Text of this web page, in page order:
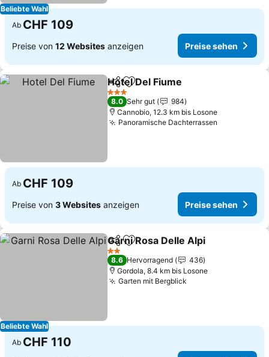
Beliebte Wahl
Ab CHF 109
Preise von 12 Websites anzeigen Preise sehen
TeilenZu Favoriten hinzufügen
Hotel Del Fiume
3 Sterne
8.0 Sehr gut
984
Cannobio, 12.3 km bis Losone
Panoramische Dachterrassen
Ab CHF 109
Preise von 3 Websites anzeigen Preise sehen
Beliebte Wahl
TeilenZu Favoriten hinzufügen
Garni Rosa Delle Alpi
2 Sterne
8.6 Hervorragend
436
Gordola, 8.4 km bis Losone
Garten mit Bergblick
Ab CHF 110